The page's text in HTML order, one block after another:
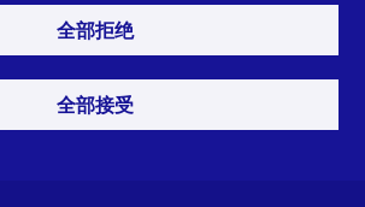
机械工程
查看更多
全部拒绝
全部接受